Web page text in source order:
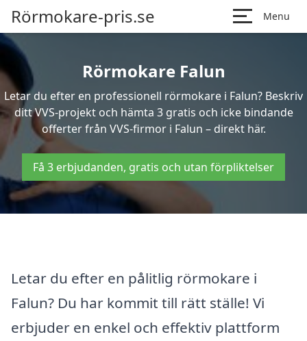
Rörmokare-pris.se Menu
Rörmokare Falun
Letar du efter en professionell rörmokare i Falun? Beskriv
ditt VVS-projekt och hämta 3 gratis och icke bindande
offerter från VVS-firmor i Falun – direkt här.
Få 3 erbjudanden, gratis och utan förpliktelser
Letar du efter en pålitlig rörmokare i
Falun? Du har kommit till rätt ställe! Vi
erbjuder en enkel och effektiv plattform